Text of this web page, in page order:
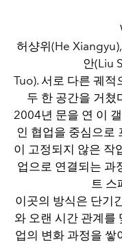
허샹위(He
안(Liu
Tuo). 서로 다른 궤적
두 한 공간을 거쳤
2004년 문을 연 이
인 협업을 중심으로
이 고정되지 않은 작
업으로 연결되는 과
트 스
이곳의 방식은 단기
와 오랜 시간 관계를
업의 변화 과정을 쌓